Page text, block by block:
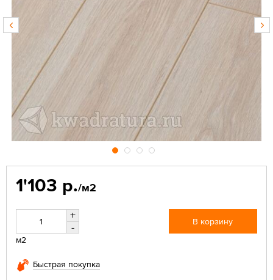
1'103 р./м2
+
-
м2
В корзину
Быстрая покупка